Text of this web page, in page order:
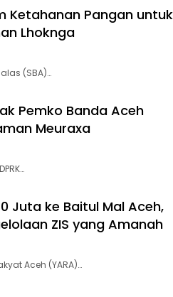
Ketahanan Pangan untuk
Lhoknga
(SBA)…
Pemko Banda Aceh
Meuraxa
Juta ke Baitul Mal Aceh,
ZIS yang Amanah
Aceh (YARA)…